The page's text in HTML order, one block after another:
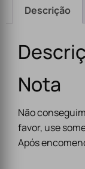
Descrição
Nota
Não
favor, use
Após